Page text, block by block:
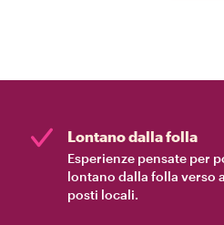
Lontano dalla folla
Esperienze pensate per
lontano dalla folla verso
posti locali.